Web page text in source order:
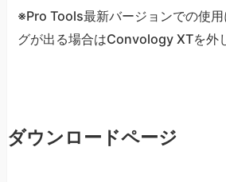
※Pro Tools最新バージョンでの使
グが出る場合はConvology XTを外
ダウンロードページ